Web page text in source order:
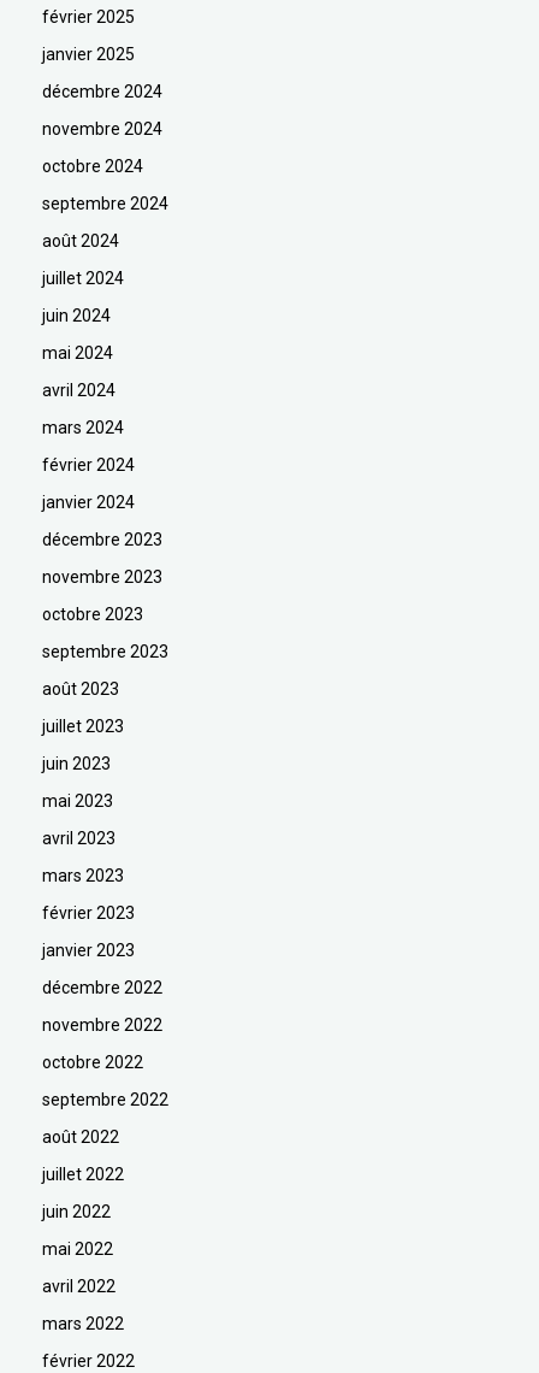
février 2025
janvier 2025
décembre 2024
novembre 2024
octobre 2024
septembre 2024
août 2024
juillet 2024
juin 2024
mai 2024
avril 2024
mars 2024
février 2024
janvier 2024
décembre 2023
novembre 2023
octobre 2023
septembre 2023
août 2023
juillet 2023
juin 2023
mai 2023
avril 2023
mars 2023
février 2023
janvier 2023
décembre 2022
novembre 2022
octobre 2022
septembre 2022
août 2022
juillet 2022
juin 2022
mai 2022
avril 2022
mars 2022
février 2022